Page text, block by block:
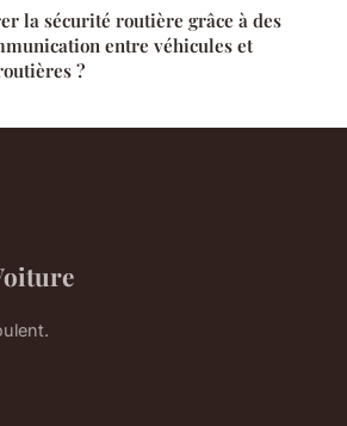
la sécurité routière grâce à des
entre véhicules et
?